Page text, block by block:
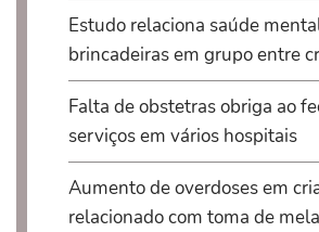
Estudo relaciona saúde
brincadeiras em grupo entre
Falta de obstetras obriga ao
serviços em vários hospitais
Aumento de overdoses em
relacionado com toma de